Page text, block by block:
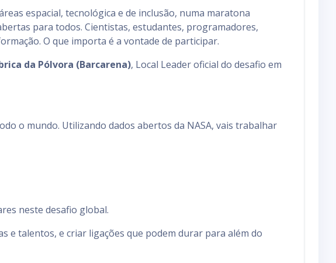
espacial, tecnológica e de inclusão, numa maratona
para todos. Cientistas, estudantes, programadores,
O que importa é a vontade de participar.
da Pólvora (Barcarena), Local Leader oficial do desafio em
o mundo. Utilizando dados abertos da NASA, vais trabalhar
neste desafio global.
e talentos, e criar ligações que podem durar para além do